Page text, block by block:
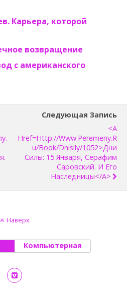
Карьера, которой
возвращение
с американского
Следующая Запись
<a
Href=http://www.peremeny.r
U/book/dnisily/1052>Дни
Силы: 15 Января, Серафим
Саровский. И Его
Наследницы</a>
Наверх
Компьютерная